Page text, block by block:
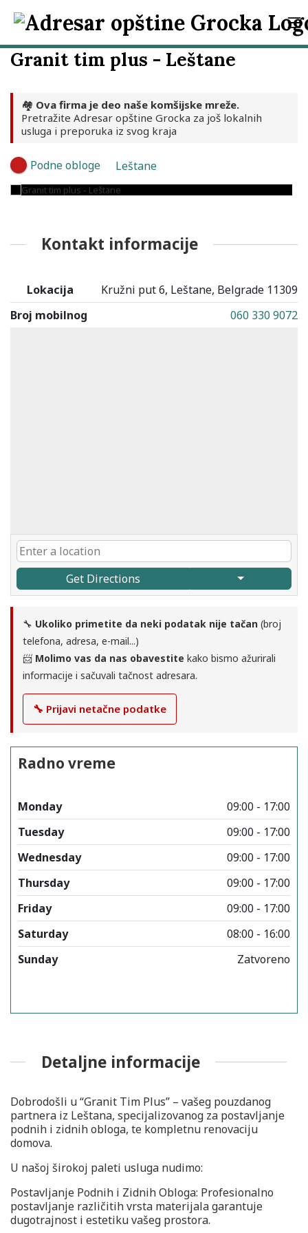
Granit tim plus - Leštane
🏘️ Ova firma je deo naše komšijske mreže.
Pretražite Adresar opštine Grocka za još lokalnih
usluga i preporuka iz svog kraja
Podne obloge Leštane
Kontakt informacije
Lokacija
Kružni put 6, Leštane, Belgrade 11309
Broj mobilnog
060 330 9072
Get Directions
🔧 Ukoliko primetite da neki podatak nije tačan (broj
telefona, adresa, e-mail...)
📨 Molimo vas da nas obavestite kako bismo ažurirali
informacije i sačuvali tačnost adresara.
🔧 Prijavi netačne podatke
Radno vreme
Monday
09:00 - 17:00
Tuesday
09:00 - 17:00
Wednesday
09:00 - 17:00
Thursday
09:00 - 17:00
Friday
09:00 - 17:00
Saturday
08:00 - 16:00
Sunday
Zatvoreno
Detaljne informacije
Dobrodošli u “Granit Tim Plus” – vašeg pouzdanog
partnera iz Leštana, specijalizovanog za postavljanje
podnih i zidnih obloga, te kompletnu renovaciju
domova.
U našoj širokoj paleti usluga nudimo:
Postavljanje Podnih i Zidnih Obloga: Profesionalno
postavljanje različitih vrsta materijala garantuje
dugotrajnost i estetiku vašeg prostora.